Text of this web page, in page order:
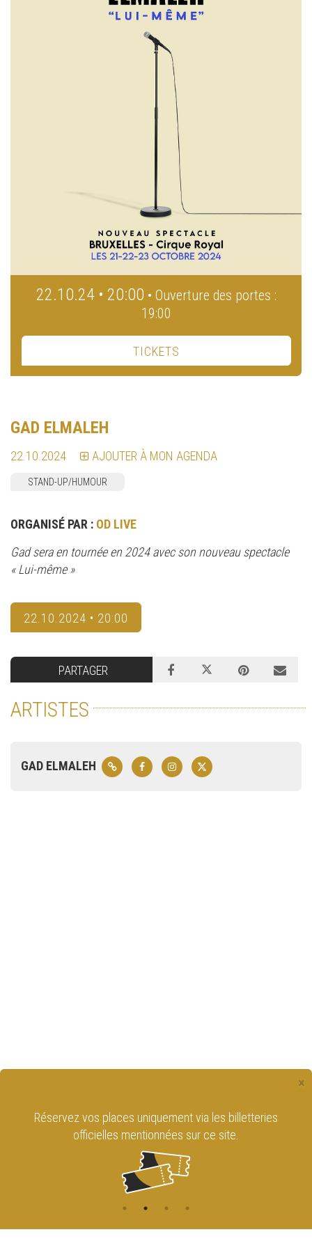
22.10.24 • 20:00 • Ouverture des portes :
19:00
TICKETS
GAD ELMALEH
22.10.2024 AJOUTER À MON AGENDA
STAND-UP/HUMOUR
ORGANISÉ PAR : OD LIVE
Gad sera en tournée en 2024 avec son nouveau spectacle
« Lui-même »
22.10.2024 • 20:00
PARTAGER
ARTISTES
GAD ELMALEH
×
Réservez vos places uniquement via les billetteries
officielles mentionnées sur ce site.